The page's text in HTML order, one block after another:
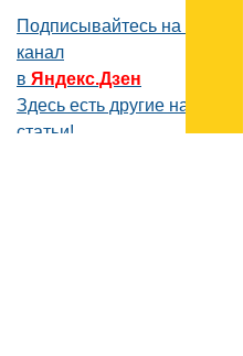
Подписывайтесь на наш
канал
в Яндекс.Дзен
Здесь есть другие наши
статьи!